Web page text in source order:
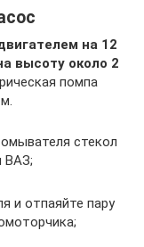
на 12
высоту около 2
помпа
стекол
ВАЗ;
и отпаяйте пару